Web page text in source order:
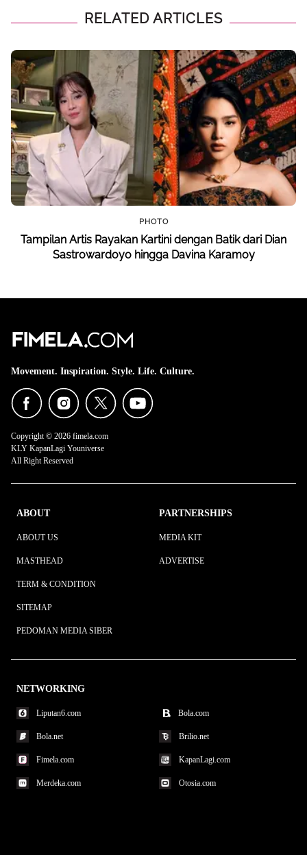
RELATED ARTICLES
PHOTO
Tampilan Artis Rayakan Kartini dengan Batik dari Dian
Sastrowardoyo hingga Davina Karamoy
Movement. Inspiration. Style. Life. Culture.
Copyright © 2026 fimela.com
KLY KapanLagi Youniverse
All Right Reserved
ABOUT
ABOUT US
MASTHEAD
TERM & CONDITION
SITEMAP
PEDOMAN MEDIA SIBER
PARTNERSHIPS
MEDIA KIT
ADVERTISE
NETWORKING
Liputan6.com Bola.com
Bola.net Brilio.net
Fimela.com KapanLagi.com
Merdeka.com Otosia.com